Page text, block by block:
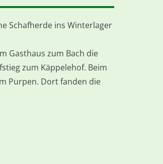
windowwindow
Schafherde ins Winterlager
Gasthaus zum Bach die
zum Käppelehof. Beim
Purpen. Dort fanden die